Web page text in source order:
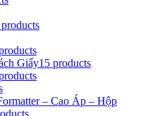
Giấy15 products
– Cao Áp – Hộp